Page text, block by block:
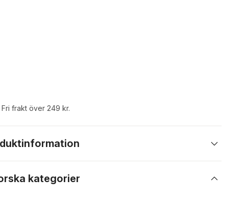
Fri frakt över 249 kr.
kategorier